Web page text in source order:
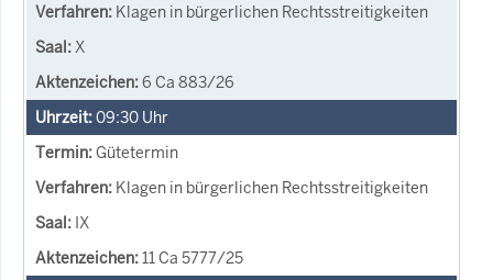
Klagen in bürgerlichen Rechtsstreitigkeiten
X
6 Ca 883/26
09:30 Uhr
Gütetermin
Klagen in bürgerlichen Rechtsstreitigkeiten
IX
11 Ca 5777/25